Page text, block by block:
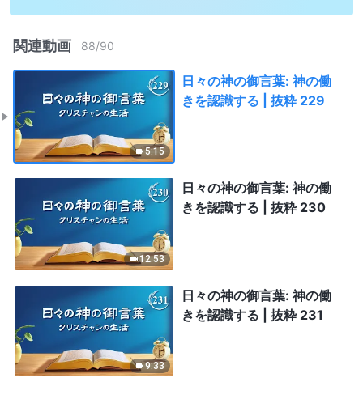
関連動画 88/90
5:15
日々の神の御言葉: 神の働
きを認識する | 抜粋 229
12:53
日々の神の御言葉: 神の働
きを認識する | 抜粋 230
9:33
日々の神の御言葉: 神の働
きを認識する | 抜粋 231